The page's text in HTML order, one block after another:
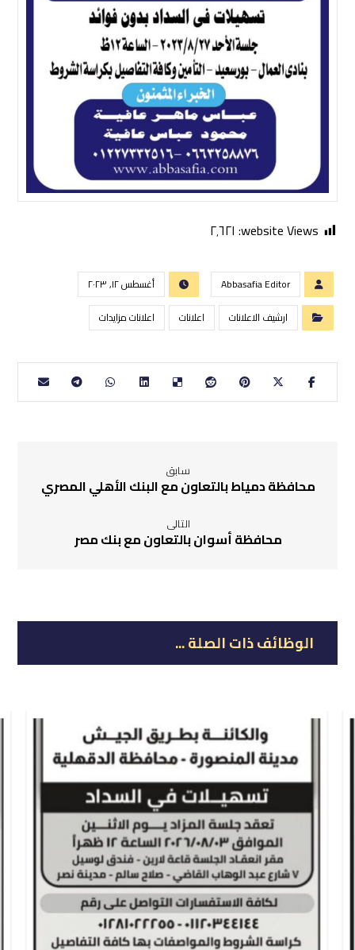
website Views: ٢٬٦٢١
Abbasafia Editor
أغسطس ١٢, ٢٠٢٣
ارشيف الاعلانات
اعلانات اعلانات مزايدات
سابق
محافظة دمياط بالتعاون مع البنك الأهلي المصري
التالى
محافظة أسوان بالتعاون مع بنك مصر
الوظائف ذات الصلة ...